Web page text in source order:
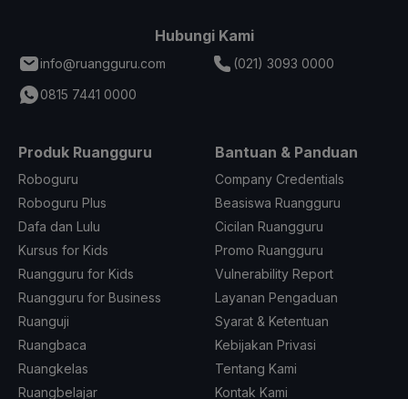
Hubungi Kami
info@ruangguru.com
(021) 3093 0000
0815 7441 0000
Produk Ruangguru
Roboguru
Roboguru Plus
Dafa dan Lulu
Kursus for Kids
Ruangguru for Kids
Ruangguru for Business
Ruanguji
Ruangbaca
Ruangkelas
Ruangbelajar
Bantuan & Panduan
Company Credentials
Beasiswa Ruangguru
Cicilan Ruangguru
Promo Ruangguru
Vulnerability Report
Layanan Pengaduan
Syarat & Ketentuan
Kebijakan Privasi
Tentang Kami
Kontak Kami